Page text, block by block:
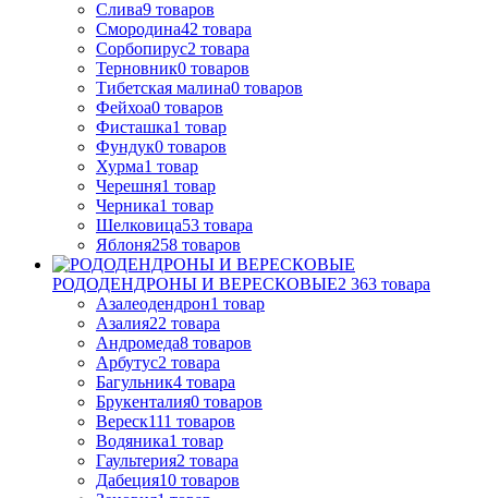
Слива9 товаров
Смородина42 товара
Сорбопирус2 товара
Терновник0 товаров
Тибетская малина0 товаров
Фейхоа0 товаров
Фисташка1 товар
Фундук0 товаров
Хурма1 товар
Черешня1 товар
Черника1 товар
Шелковица53 товара
Яблоня258 товаров
РОДОДЕНДРОНЫ И ВЕРЕСКОВЫЕ2 363 товара
Азалеодендрон1 товар
Азалия22 товара
Андромеда8 товаров
Арбутус2 товара
Багульник4 товара
Брукенталия0 товаров
Вереск111 товаров
Водяника1 товар
Гаультерия2 товара
Дабеция10 товаров